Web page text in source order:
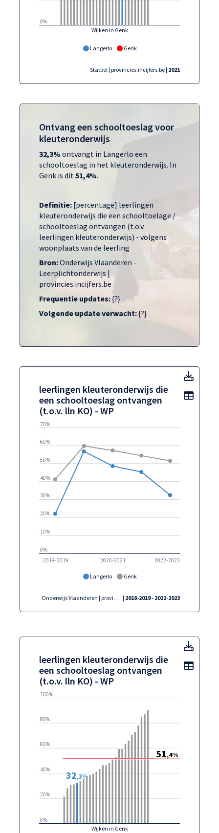
Langerlo Genk
Wijken in Genk
0%
Statbel | provincies.incijfers.be| 2021
Ontvang een schooltoeslag voor
kleuteronderwijs
32,3% ontvangt in Langerlo een
schooltoeslag in het kleuteronderwijs. In
Genk is dit 51,4%.
Definitie: [percentage] leerlingen
kleuteronderwijs die een schooltoelage /
schooltoeslag ontvangen (t.o.v.
leerlingen kleuteronderwijs) - volgens
woonplaats van de leerling
Bron:Onderwijs Vlaanderen -
Leerplichtonderwijs |
provincies.incijfers.be
Frequentie updates:{?}
Volgende update verwacht:{?}
leerlingen kleuteronderwijs die
een schooltoeslag ontvangen
(t.o.v. lln KO) - WP
Langerlo Genk
2018-2019 2020-2021 2022-2023
0%
10%
20%
30%
40%
50%
60%
70%
Onderwijs Vlaanderen | provincies.incijfers.be | 2018-2019 - 2022-2023
Toon
leerlingen kleuteronderwijs die
een schooltoeslag ontvangen
(t.o.v. lln KO) - WP
Wijken in Genk
0%
20%
40%
60%
80%
100%
32,3%
51,4%
Toon